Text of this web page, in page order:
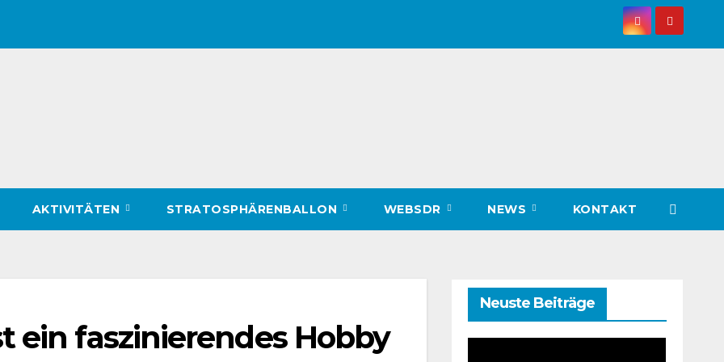
AKTIVITÄTEN STRATOSPHÄRENBALLON WEBSDR NEWS KONTAKT
ein faszinierendes Hobby
Neuste Beiträge